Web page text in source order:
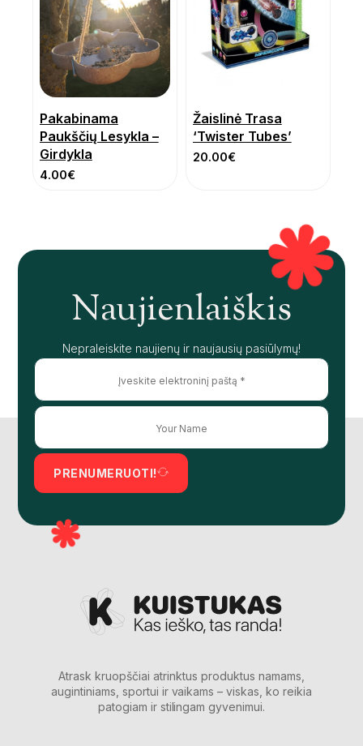
Pakabinama
Paukščių Lesykla –
Girdykla
4.00€
Žaislinė Trasa
‘Twister Tubes’
20.00€
Naujienlaiškis
Nepraleiskite naujienų ir naujausių pasiūlymų!
PRENUMERUOTI!
Atrask kruopščiai atrinktus produktus namams,
augintiniams, sportui ir vaikams – viskas, ko reikia
patogiam ir stilingam gyvenimui.